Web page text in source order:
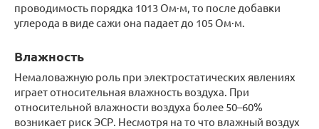
проводимость порядка 1013 Ом·м, то после добавки
углерода в виде сажи она падает до 105 Ом·м.
Влажность
Немаловажную роль при электростатических явлениях
играет относительная влажность воздуха. При
относительной влажности воздуха более 50–60%
возникает риск ЭСР. Несмотря на то что влажный воздух